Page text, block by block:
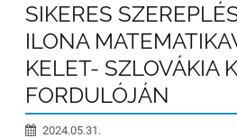
SIKERES
ILONA
KELET- SZLOVÁKIA
FORDULÓJÁN
2024.05.31.